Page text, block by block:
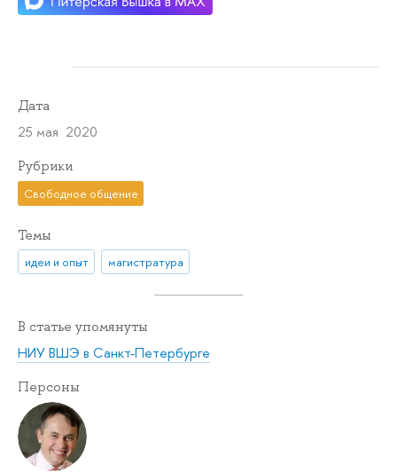
Дата
25 мая 2020
Рубрики
Свободное общение
Темы
идеи и опыт магистратура
В статье упомянуты
НИУ ВШЭ в Санкт-Петербурге
Персоны